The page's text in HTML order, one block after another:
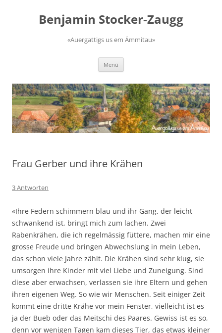
springenBenjamin Stocker-Zaugg
«Auergattigs us em Ämmitau»
Menü
Frau Gerber und ihre Krähen
3 Antworten
«Ihre Federn schimmern blau und ihr Gang, der leicht
schwankend ist, bringt mich zum lachen. Zwei
Rabenkrähen, die ich regelmässig füttere, machen mir eine
grosse Freude und bringen Abwechslung in mein Leben,
das schon viele Jahre zählt. Die Krähen sind sehr klug, sie
umsorgen ihre Kinder mit viel Liebe und Zuneigung. Sind
diese aber erwachsen, verlassen sie ihre Eltern und gehen
ihren eigenen Weg. So wie wir Menschen. Seit einiger Zeit
kommt eine dritte Krähe vor mein Fenster, vielleicht ist es
ja der Bueb oder das Meitschi des Paares. Gewiss ist es so,
denn vor wenigen Tagen kam dieses Tier, das etwas kleiner